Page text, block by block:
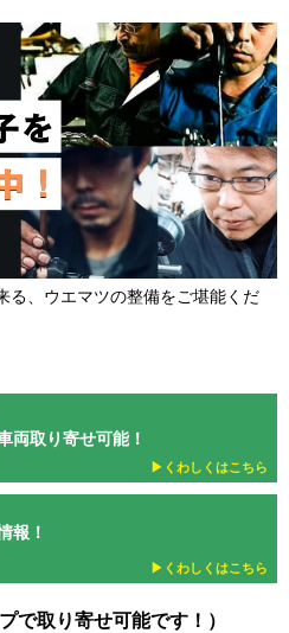
る、ウエマツの整備をご堪能くだ
両取り寄せ可能！
▶︎くわしくはこちら
報！
▶︎くわしくはこちら
で取り寄せ可能です！）